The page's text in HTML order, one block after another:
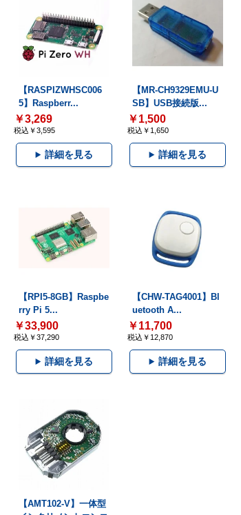
【RASPIZWHSC006
5】Raspberr...
￥3,269
税込￥3,595
詳細を見る
【MR-CH9329EMU-U
SB】USB接続版...
￥1,500
税込￥1,650
詳細を見る
【RPI5-8GB】Raspbe
rry Pi 5...
￥33,900
税込￥37,290
詳細を見る
【CHW-TAG4001】Bl
uetooth A...
￥11,700
税込￥12,870
詳細を見る
【AMT102-V】一体型